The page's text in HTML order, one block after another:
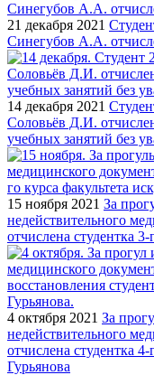
21 декабря 2021
Синегубов А.А.
14 декабря 2021
Соловьёв Д.И.
учебных занятий без
15 ноября 2021 За
недействительного
отчислена студентка
4 октября 2021 За
недействительного
отчислена студентка
Гурьянова